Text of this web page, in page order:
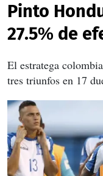
Pinto
27.5% de
El estratega
tres triunfos en 17